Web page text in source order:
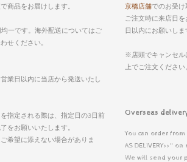
商品をお届けします。
一です。海外配送についてはご
せください。
業日以内に当店から発送いたし
を指定される際は、指定日の3日前
をお願いいたします。
希望に添えない場合がありま
京橋店舗でのお受け
ご注文時に来店日
日以内にお願いしま
※店頭でキャンセル
上でご注文ください
Overseas
You can order from
AS DELIVERY>>"
We will send your